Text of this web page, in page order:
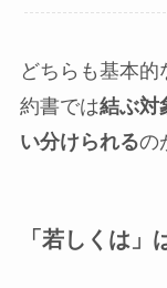
どちらも基本
約書では結ぶ対
い分けられるの
「若しくは